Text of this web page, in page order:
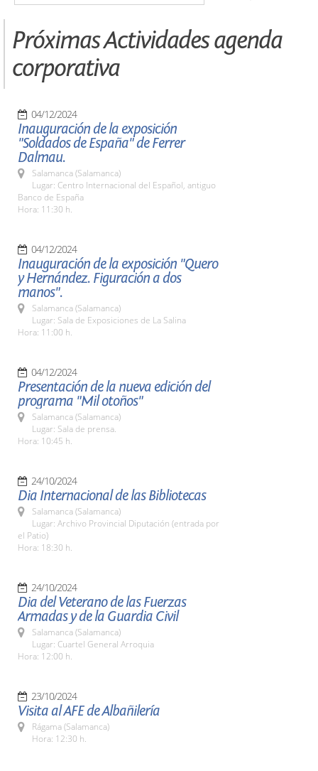
Próximas Actividades agenda
corporativa
04/12/2024
Inauguración de la exposición
"Soldados de España" de Ferrer
Dalmau.
Salamanca (Salamanca)
Lugar: Centro Internacional del Español, antiguo
Banco de España
Hora: 11:30 h.
04/12/2024
Inauguración de la exposición "Quero
y Hernández. Figuración a dos
manos".
Salamanca (Salamanca)
Lugar: Sala de Exposiciones de La Salina
Hora: 11:00 h.
04/12/2024
Presentación de la nueva edición del
programa "Mil otoños"
Salamanca (Salamanca)
Lugar: Sala de prensa.
Hora: 10:45 h.
24/10/2024
Dia Internacional de las Bibliotecas
Salamanca (Salamanca)
Lugar: Archivo Provincial Diputación (entrada por
el Patio)
Hora: 18:30 h.
24/10/2024
Dia del Veterano de las Fuerzas
Armadas y de la Guardia Civil
Salamanca (Salamanca)
Lugar: Cuartel General Arroquia
Hora: 12:00 h.
23/10/2024
Visita al AFE de Albañilería
Rágama (Salamanca)
Hora: 12:30 h.